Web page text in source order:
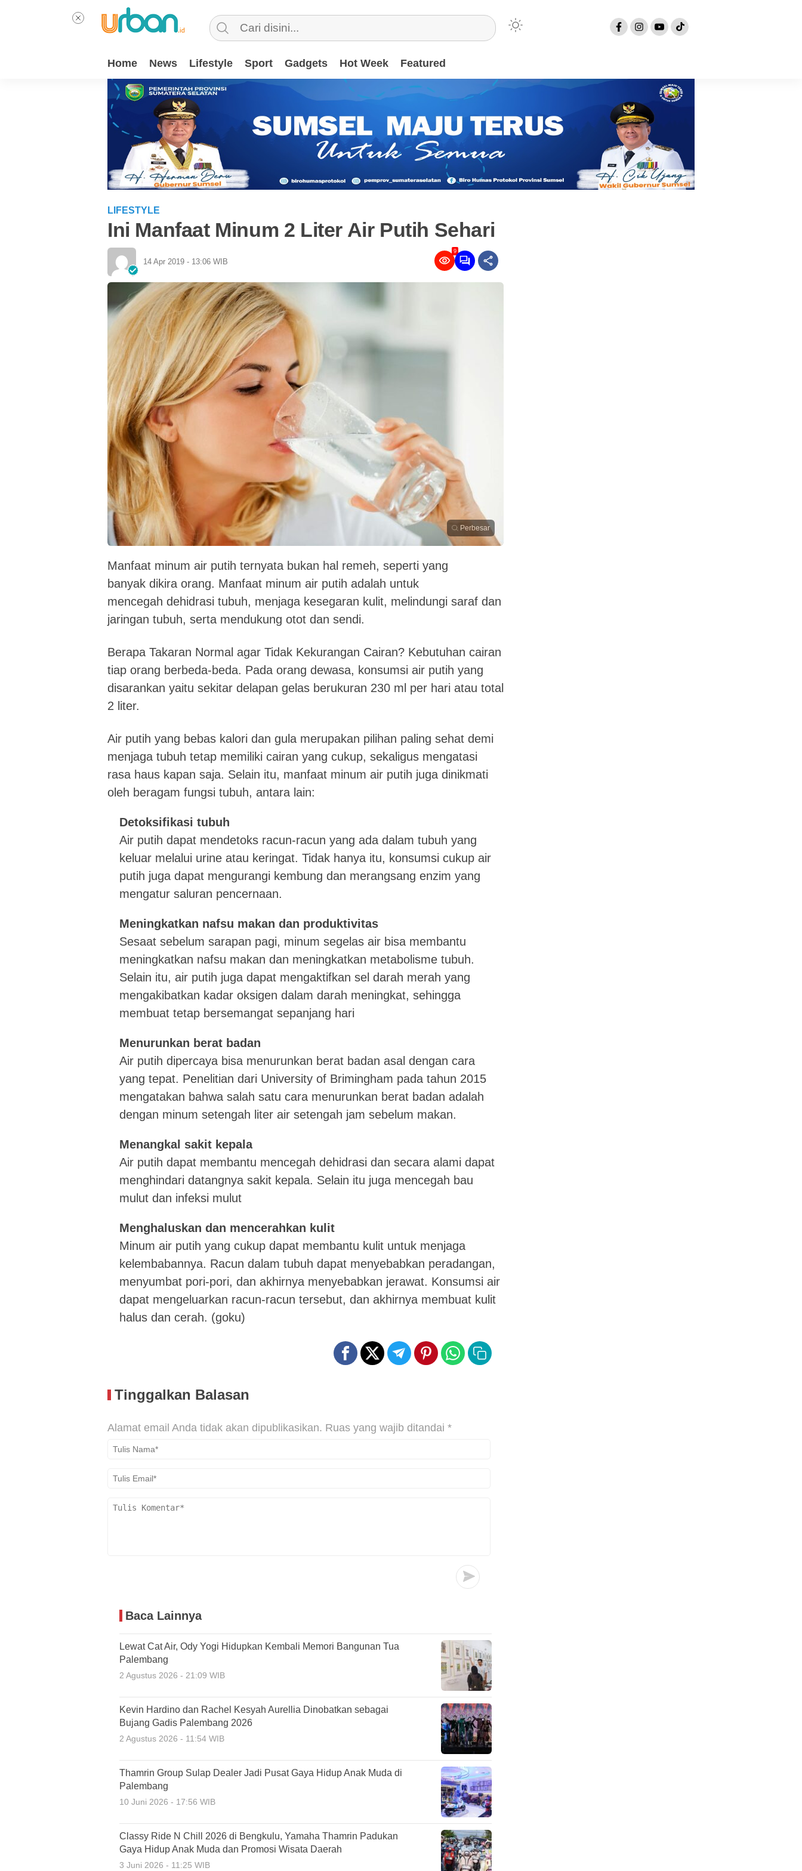
Home News Lifestyle Sport Gadgets Hot Week Featured
LIFESTYLE
Ini Manfaat Minum 2 Liter Air Putih Sehari
14 Apr 2019 - 13:06 WIB
9
Perbesar
Manfaat minum air putih ternyata bukan hal remeh, seperti yang
banyak dikira orang. Manfaat minum air putih adalah untuk
mencegah dehidrasi tubuh, menjaga kesegaran kulit, melindungi saraf dan
jaringan tubuh, serta mendukung otot dan sendi.
Berapa Takaran Normal agar Tidak Kekurangan Cairan? Kebutuhan cairan
tiap orang berbeda-beda. Pada orang dewasa, konsumsi air putih yang
disarankan yaitu sekitar delapan gelas berukuran 230 ml per hari atau total
2 liter.
Air putih yang bebas kalori dan gula merupakan pilihan paling sehat demi
menjaga tubuh tetap memiliki cairan yang cukup, sekaligus mengatasi
rasa haus kapan saja. Selain itu, manfaat minum air putih juga dinikmati
oleh beragam fungsi tubuh, antara lain:
Detoksifikasi tubuh
Air putih dapat mendetoks racun-racun yang ada dalam tubuh yang
keluar melalui urine atau keringat. Tidak hanya itu, konsumsi cukup air
putih juga dapat mengurangi kembung dan merangsang enzim yang
mengatur saluran pencernaan.
Meningkatkan nafsu makan dan produktivitas
Sesaat sebelum sarapan pagi, minum segelas air bisa membantu
meningkatkan nafsu makan dan meningkatkan metabolisme tubuh.
Selain itu, air putih juga dapat mengaktifkan sel darah merah yang
mengakibatkan kadar oksigen dalam darah meningkat, sehingga
membuat tetap bersemangat sepanjang hari
Menurunkan berat badan
Air putih dipercaya bisa menurunkan berat badan asal dengan cara
yang tepat. Penelitian dari University of Brimingham pada tahun 2015
mengatakan bahwa salah satu cara menurunkan berat badan adalah
dengan minum setengah liter air setengah jam sebelum makan.
Menangkal sakit kepala
Air putih dapat membantu mencegah dehidrasi dan secara alami dapat
menghindari datangnya sakit kepala. Selain itu juga mencegah bau
mulut dan infeksi mulut
Menghaluskan dan mencerahkan kulit
Minum air putih yang cukup dapat membantu kulit untuk menjaga
kelembabannya. Racun dalam tubuh dapat menyebabkan peradangan,
menyumbat pori-pori, dan akhirnya menyebabkan jerawat. Konsumsi air
dapat mengeluarkan racun-racun tersebut, dan akhirnya membuat kulit
halus dan cerah. (goku)
Tinggalkan Balasan
Alamat email Anda tidak akan dipublikasikan. Ruas yang wajib ditandai *
Baca Lainnya
Lewat Cat Air, Ody Yogi Hidupkan Kembali Memori Bangunan Tua
Palembang
2 Agustus 2026 - 21:09 WIB
Kevin Hardino dan Rachel Kesyah Aurellia Dinobatkan sebagai
Bujang Gadis Palembang 2026
2 Agustus 2026 - 11:54 WIB
Thamrin Group Sulap Dealer Jadi Pusat Gaya Hidup Anak Muda di
Palembang
10 Juni 2026 - 17:56 WIB
Classy Ride N Chill 2026 di Bengkulu, Yamaha Thamrin Padukan
Gaya Hidup Anak Muda dan Promosi Wisata Daerah
3 Juni 2026 - 11:25 WIB